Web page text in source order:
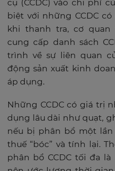
cụ (CCDC) vào chi phí
biệt với những CCDC
khi thanh tra, cơ quan
cung cấp danh sách
trình về sự liên quan
động sản xuất kinh
áp dụng.
Những CCDC có giá trị
dụng lâu dài như quạt,
nếu bị phân bổ một
thuế “bóc” và tính lại.
phân bổ CCDC tối đa là